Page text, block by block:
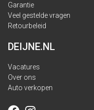
Garantie
Veel gestelde vragen
Retourbeleid
DEIJNE.NL
Vacatures
Over ons
Auto verkopen